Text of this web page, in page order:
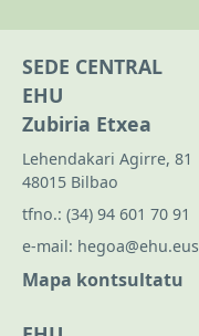
SEDE CENTRAL
EHU
Zubiria Etxea
Lehendakari Agirre, 81
48015 Bilbao
tfno.: (34) 94 601 70 91
e-mail: hegoa@ehu.eus
Mapa kontsultatu